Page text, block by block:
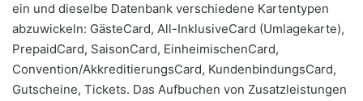
ein und dieselbe Datenbank verschiedene Kartentypen
abzuwickeln: GästeCard, All-InklusiveCard (Umlagekarte),
PrepaidCard, SaisonCard, EinheimischenCard,
Convention/AkkreditierungsCard, KundenbindungsCard,
Gutscheine, Tickets. Das Aufbuchen von Zusatzleistungen